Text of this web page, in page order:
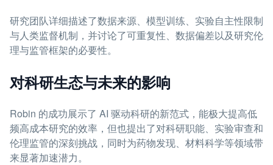
研究团队详细描述了数据来源、模型训练、实验自主性限制
与人类监督机制，并讨论了可重复性、数据偏差以及研究伦
理与监管框架的必要性。
对科研生态与未来的影响
Robin 的成功展示了 AI 驱动科研的新范式，能极大提高低
频高成本研究的效率，但也提出了对科研职能、实验审查和
伦理监管的深刻挑战，同时为药物发现、材料科学等领域带
来显著加速潜力。